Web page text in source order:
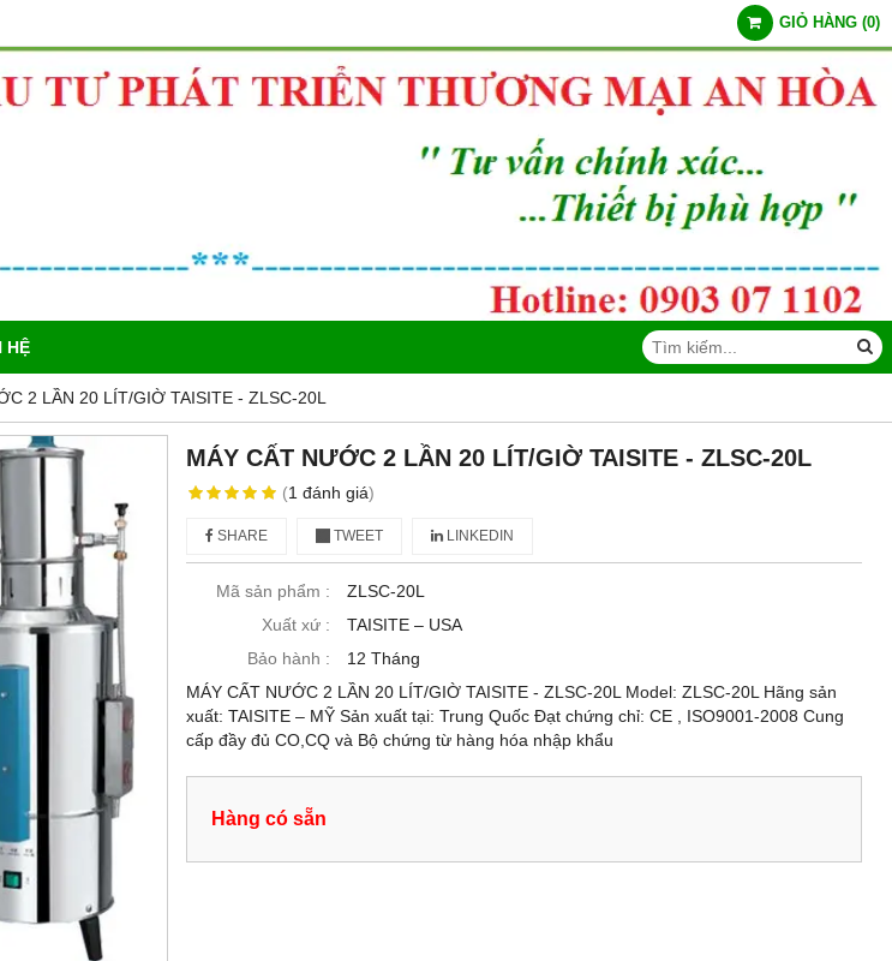
GIỎ HÀNG (0)
HỆ
2 LẦN 20 LÍT/GIỜ TAISITE - ZLSC-20L
MÁY CẤT NƯỚC 2 LẦN 20 LÍT/GIỜ TAISITE - ZLSC-20L
(1đánh giá)
SHARE TWEET LINKEDIN
Mã sản phẩm :
ZLSC-20L
Xuất xứ :
TAISITE – USA
Bảo hành :
12 Tháng
MÁY CẤT NƯỚC 2 LẦN 20 LÍT/GIỜ TAISITE - ZLSC-20L Model: ZLSC-20L Hãng sản
xuất: TAISITE – MỸ Sản xuất tại: Trung Quốc Đạt chứng chỉ: CE , ISO9001-2008 Cung
cấp đầy đủ CO,CQ và Bộ chứng từ hàng hóa nhập khẩu
Hàng có sẵn